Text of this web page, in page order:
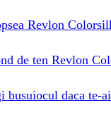
Revlon
de ten Revlon
busuiocul daca te-